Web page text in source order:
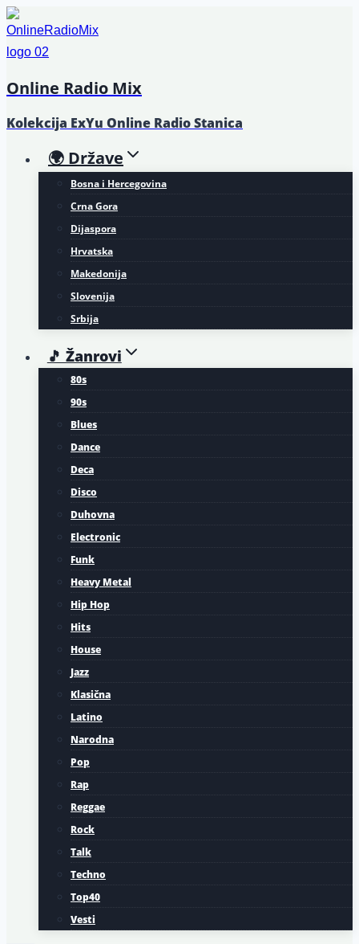
Skip
to
content
Online Radio Mix
Kolekcija ExYu Online Radio Stanica
🌍 Države
Bosna i Hercegovina
Crna Gora
Dijaspora
Hrvatska
Makedonija
Slovenija
Srbija
🎵 Žanrovi
80s
90s
Blues
Dance
Deca
Disco
Duhovna
Electronic
Funk
Heavy Metal
Hip Hop
Hits
House
Jazz
Klasična
Latino
Narodna
Pop
Rap
Reggae
Rock
Talk
Techno
Top40
Vesti